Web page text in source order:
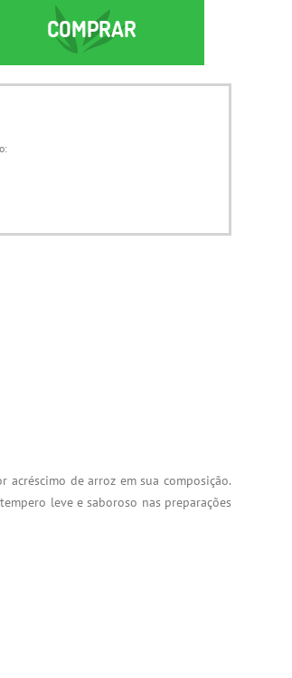
COMPRAR
de arroz em sua composição.
leve e saboroso nas preparações